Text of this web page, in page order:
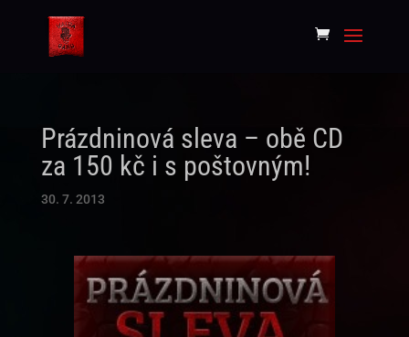
Prázdninová sleva – obě CD
za 150 kč i s poštovným!
30. 7. 2013